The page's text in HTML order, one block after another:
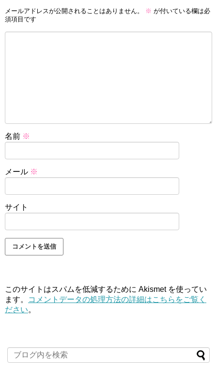
メールアドレスが公開されることはありません。 ※ が付いている欄は必
須項目です
名前 ※
メール ※
サイト
このサイトはスパムを低減するために Akismet を使ってい
ます。
コメントデータの処理方法の詳細はこちらをご覧く
ださい。